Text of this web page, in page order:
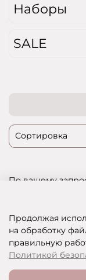
Наборы
SALE
По вашему
SHOP OF BEAUTY
Продолжая
на обработку
правильную
Политикой